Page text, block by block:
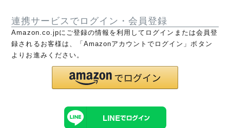
連携サービスでログイン・会員登録
Amazon.co.jpにご登録の情報を利用してログインまたは会員登
録されるお客様は、「Amazonアカウントでログイン」ボタン
よりお進みください。